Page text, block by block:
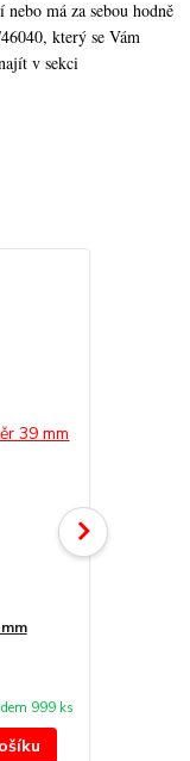
má za sebou hodně
který se Vám
v sekci
999 ks